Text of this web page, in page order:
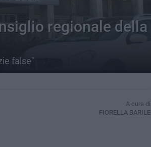
regionale della
false"
A cura di
FIORELLA BARILE